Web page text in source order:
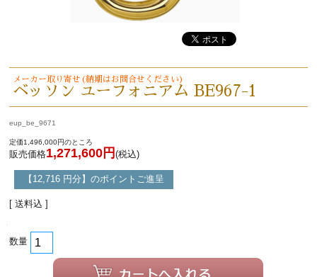
メーカー取り寄せ(納期はお問合せください)
ベッソン ユーフォニアム BE967-1
eup_be_9671
定価1,496,000円のところ
販売価格1,271,600円 (税込)
【12,716 円分】のポイントご進呈
[ 送料込 ]
数量